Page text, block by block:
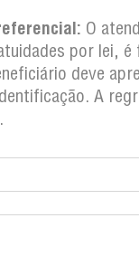
O
por lei,
deve
A